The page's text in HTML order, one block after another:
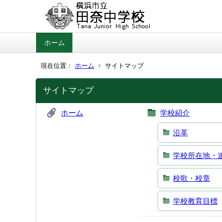
ホーム
現在位置： ホーム サイトマップ
サイトマップ
ホーム 学校紹介
沿革
学校所在地・
校歌・校章
学校教育目標